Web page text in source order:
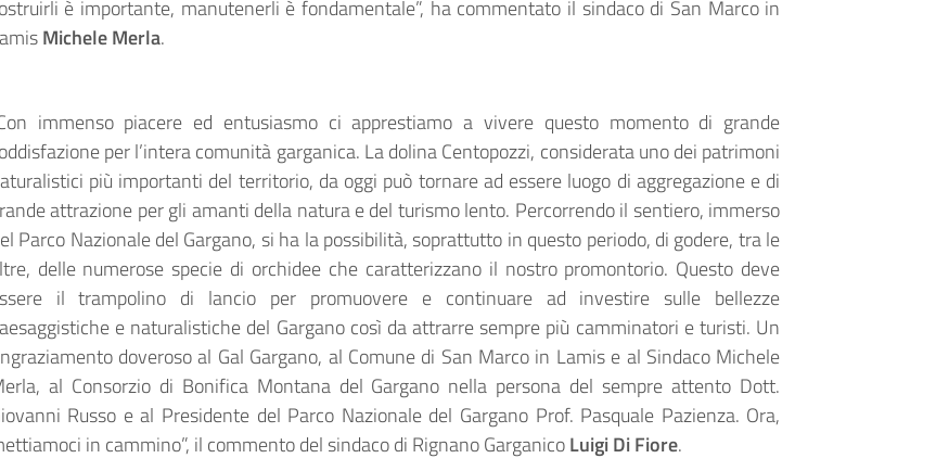
è importante, manutenerli è fondamentale”, ha commentato il sindaco di San Marco in
Michele Merla.
immenso piacere ed entusiasmo ci apprestiamo a vivere questo momento di grande
per l’intera comunità garganica. La dolina Centopozzi, considerata uno dei patrimoni
più importanti del territorio, da oggi può tornare ad essere luogo di aggregazione e di
attrazione per gli amanti della natura e del turismo lento. Percorrendo il sentiero, immerso
Parco Nazionale del Gargano, si ha la possibilità, soprattutto in questo periodo, di godere, tra le
delle numerose specie di orchidee che caratterizzano il nostro promontorio. Questo deve
il trampolino di lancio per promuovere e continuare ad investire sulle bellezze
e naturalistiche del Gargano così da attrarre sempre più camminatori e turisti. Un
doveroso al Gal Gargano, al Comune di San Marco in Lamis e al Sindaco Michele
al Consorzio di Bonifica Montana del Gargano nella persona del sempre attento Dott.
Russo e al Presidente del Parco Nazionale del Gargano Prof. Pasquale Pazienza. Ora,
in cammino”, il commento del sindaco di Rignano GarganicoLuigi Di Fiore.